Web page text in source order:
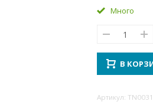
Много
В
Артикул: